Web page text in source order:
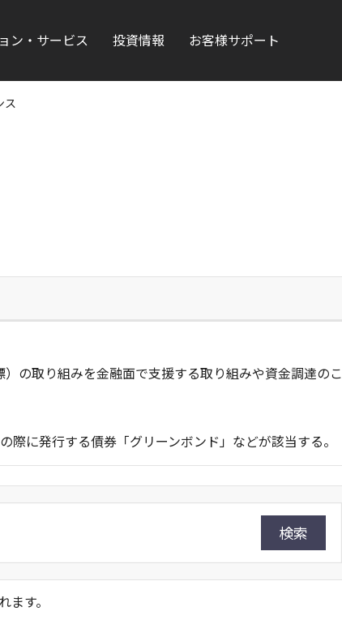
ン・サービス 投資情報 お客様サポート
ス
の取り組みを金融面で支援する取り組みや資金調達のこ
に発行する債券「グリーンボンド」などが該当する。
検索
す。